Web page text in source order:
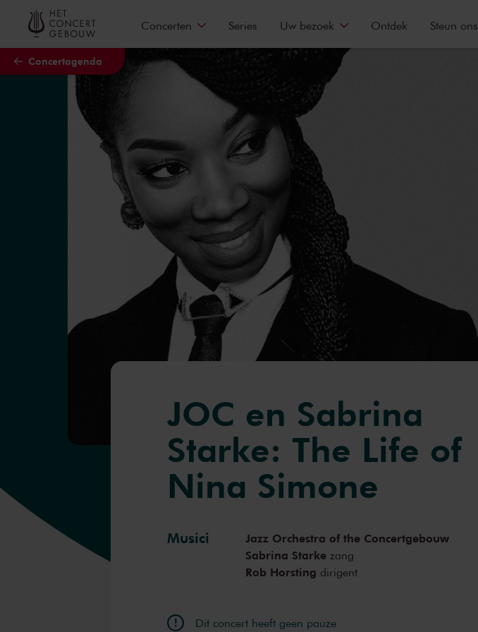
Naar hoofdcontent
Concertagenda
Concerten Series Uw bezoek Ontdek Steun ons
JOC en Sabrina
Starke: The Life of
Nina Simone
Musici
Jazz Orchestra of the Concertgebouw
Sabrina Starke zang
Rob Horsting dirigent
Dit concert heeft geen pauze